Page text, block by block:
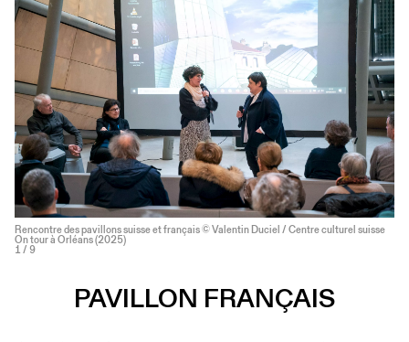
Rencontre des pavillons suisse et français © Valentin Duciel / Centre culturel suisse
On tour à Orléans (2025)
1 / 9
PAVILLON FRANÇAIS